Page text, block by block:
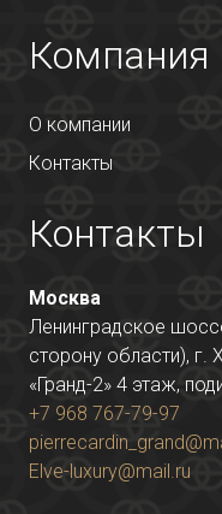
Компания
О компании
Контакты
Контакты
Москва
Ленинградское
сторону области), г.
«Гранд-2» 4 этаж,
+7 968 767-79-97
Elve-luxury@mail.ru